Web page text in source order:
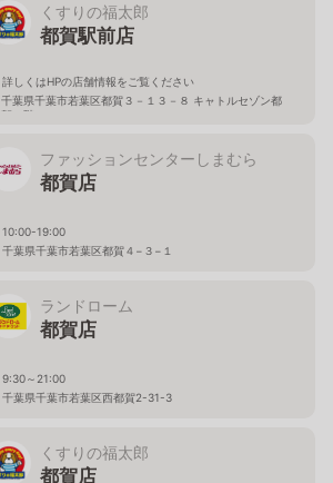
くすりの福太郎
都賀駅前店
詳しくはHPの店舗情報をご覧ください
千葉県千葉市若葉区都賀３－１３－８ キャトルセゾン都
賀１階
ファッションセンターしまむら
都賀店
10:00-19:00
千葉県千葉市若葉区都賀４−３−１
ランドローム
都賀店
9:30～21:00
千葉県千葉市若葉区西都賀2-31-3
くすりの福太郎
都賀店